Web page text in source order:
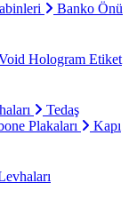
Banko Önü
Hologram Etiket
Tedaş
Plakaları
Kapı